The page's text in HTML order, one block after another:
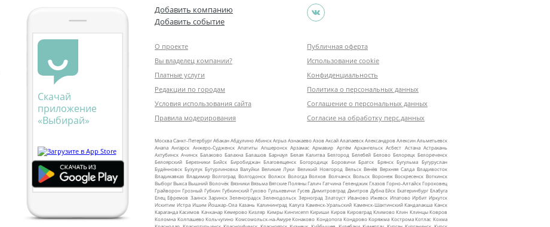
Скачай
приложение
«Выбирай»
Добавить компанию
Добавить событие
О проекте
Вы владелец компании?
Платные услуги
Редакции по городам
Условия использования сайта
Правила модерирования
Публичная оферта
Использование cookie
Конфиденциальность
Политика о персональных данных
Соглашение о персональных данных
Согласие на обработку перс.данных
МоскваСанкт‑ПетербургАбаканАбдулиноАбинскАгрызАзнакаевоАзовАксайАлапаевскАлександровАлексинАльметьевск
Анапа Ангарск Анжеро‑Судженск Апатиты Апшеронск Арзамас Армавир Артём Архангельск Асбест Астана Астрахань
Ахтубинск Ачинск Балаково Балахна Балашов Барнаул Белая Калитва Белгород Белебей Белово Белорецк Белореченск
Белоярский Березники Бийск Биробиджан Благовещенск Богородицк Боровичи Братск Брянск Бугульма Бугуруслан
Будённовск Бузулук Бутурлиновка Валуйки Великие Луки Великий Новгород Вельск Венёв Верхняя Салда Владивосток
Владикавказ Владимир Волгоград Волгодонск Волжск Вологда Волхов Волчанск Вольск Воронеж Воскресенск Воткинск
ВыборгВыкса Вышний Волочёк Вязники Вязьма Вятские Поляны Галич Гатчина Геленджик Глазов Горно‑АлтайскГороховец
Грайворон Грозный Губкин Губкинский Гуково Гулькевичи Гусев Димитровград Дмитров Дубна Ейск Екатеринбург Елабуга
Елец Ефремов Заинск Заринск Зеленоградск Зеленодольск Зерноград Златоуст Иваново Ижевск Ипатово Ирбит Иркутск
Искитим Истра Ишим Йошкар‑Ола Казань Калининград Калуга Каменск‑Уральский Каменск‑Шахтинский Кандалакша Канск
Караганда Касимов Качканар Кемерово Кизляр Кимры Кингисепп Кириши Киров Кировград Климово Клин Клинцы Ковров
Коломна Колпашево Кольчугино Комсомольск‑на‑Амуре Конаково Кондопога Кондрово Коряжма Кострома Котлас Кохма